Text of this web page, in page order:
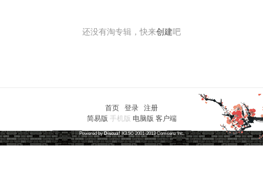
还没有淘专辑，快来创建吧
首页 登录
注册
简易版 手机版 电脑版 客户端
Powered byDiscuz! X3.5© 2001-2013ComsenzInc.